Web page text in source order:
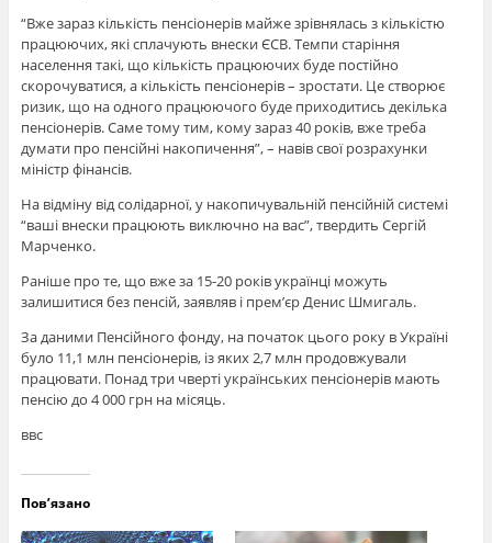
“Вже зараз кількість пенсіонерів майже зрівнялась з кількістю
працюючих, які сплачують внески ЄСВ. Темпи старіння
населення такі, що кількість працюючих буде постійно
скорочуватися, а кількість пенсіонерів – зростати. Це створює
ризик, що на одного працюючого буде приходитись декілька
пенсіонерів. Саме тому тим, кому зараз 40 років, вже треба
думати про пенсійні накопичення”, – навів свої розрахунки
міністр фінансів.
На відміну від солідарної, у накопичувальній пенсійній системі
“ваші внески працюють виключно на вас”, твердить Сергій
Марченко.
Раніше про те, що вже за 15-20 років українці можуть
залишитися без пенсій, заявляв і прем’єр Денис Шмигаль.
За даними Пенсійного фонду, на початок цього року в Україні
було 11,1 млн пенсіонерів, із яких 2,7 млн продовжували
працювати. Понад три чверті українських пенсіонерів мають
пенсію до 4 000 грн на місяць.
ввс
Пов’язано